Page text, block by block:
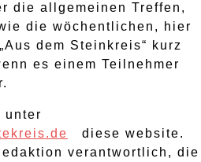
die allgemeinen Treffen,
die wöchentlichen, hier
dem Steinkreis“ kurz
es einem Teilnehmer
unter
diese website.
verantwortlich, die